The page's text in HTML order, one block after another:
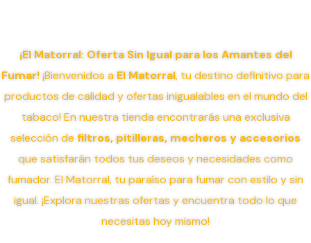
¡El Matorral: Oferta Sin Igual para los Amantes del
Fumar!¡Bienvenidos a El Matorral, tu destino definitivo para
productos de calidad y ofertas inigualables en el mundo del
tabaco! En nuestra tienda encontrarás una exclusiva
selección de filtros, pitilleras, mecheros y accesorios
que satisfarán todos tus deseos y necesidades como
fumador. El Matorral, tu paraíso para fumar con estilo y sin
igual. ¡Explora nuestras ofertas y encuentra todo lo que
necesitas hoy mismo!